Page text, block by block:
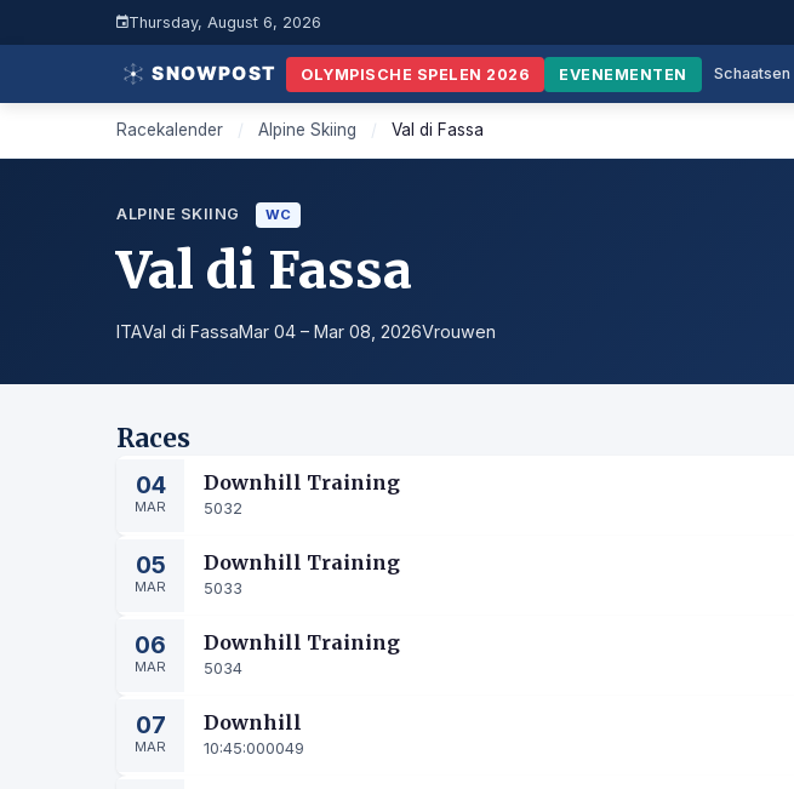
Thursday, August 6, 2026
OLYMPISCHE SPELEN 2026 EVENEMENTEN Schaatsen
Racekalender / Alpine Skiing / Val di Fassa
ALPINE SKIING WC
Val di Fassa
ITAVal di FassaMar 04 – Mar 08, 2026Vrouwen
Races
04
MAR
Downhill Training
5032
05
MAR
Downhill Training
5033
06
MAR
Downhill Training
5034
07
MAR
Downhill
10:45:000049